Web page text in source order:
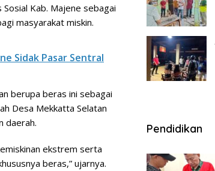
Kab. Majene sebagai
masyarakat miskin.
Sidak Pasar Sentral
berupa beras ini sebagai
Desa Mekkatta Selatan
daerah.
ekstrem serta
beras,” ujarnya.
Pendidikan